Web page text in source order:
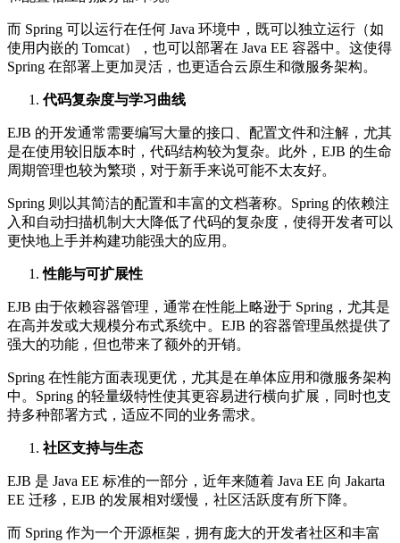
而 Spring 可以运行在任何 Java 环境中，既可以独立运行（如
使用内嵌的 Tomcat），也可以部署在 Java EE 容器中。这使得
Spring 在部署上更加灵活，也更适合云原生和微服务架构。
代码复杂度与学习曲线
EJB 的开发通常需要编写大量的接口、配置文件和注解，尤其
是在使用较旧版本时，代码结构较为复杂。此外，EJB 的生命
周期管理也较为繁琐，对于新手来说可能不太友好。
Spring 则以其简洁的配置和丰富的文档著称。Spring 的依赖注
入和自动扫描机制大大降低了代码的复杂度，使得开发者可以
更快地上手并构建功能强大的应用。
性能与可扩展性
EJB 由于依赖容器管理，通常在性能上略逊于 Spring，尤其是
在高并发或大规模分布式系统中。EJB 的容器管理虽然提供了
强大的功能，但也带来了额外的开销。
Spring 在性能方面表现更优，尤其是在单体应用和微服务架构
中。Spring 的轻量级特性使其更容易进行横向扩展，同时也支
持多种部署方式，适应不同的业务需求。
社区支持与生态
EJB 是 Java EE 标准的一部分，近年来随着 Java EE 向 Jakarta
EE 迁移，EJB 的发展相对缓慢，社区活跃度有所下降。
而 Spring 作为一个开源框架，拥有庞大的开发者社区和丰富